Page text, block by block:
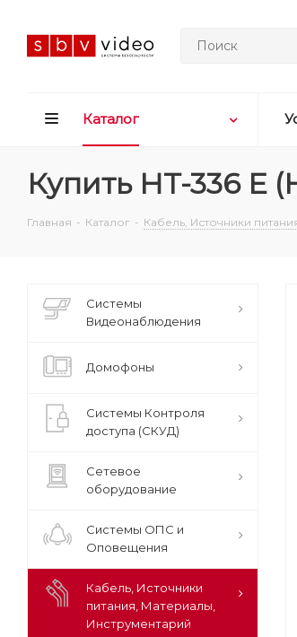
Каталог
Купить HT-336 E
Главная - Каталог - Кабель, Источники
Системы
Видеонаблюдения
Домофоны
Системы Контроля
доступа (СКУД)
Сетевое
оборудование
Системы ОПС и
Оповещения
Кабель, Источники
питания, Материалы,
Инструментарий